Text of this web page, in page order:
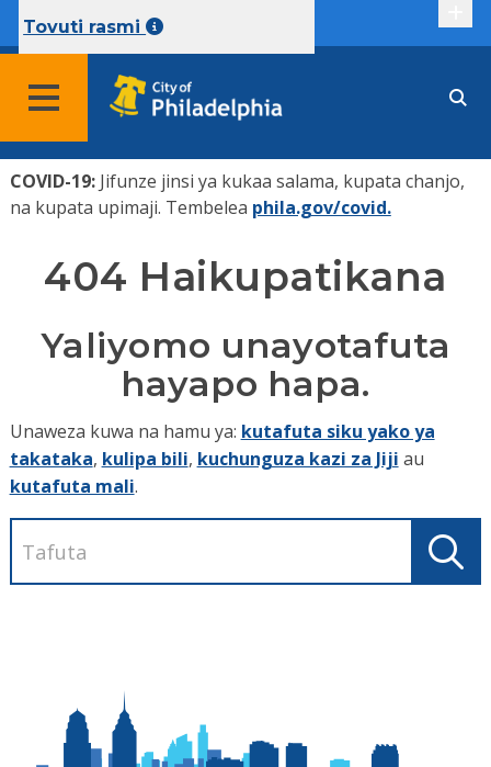
Tovuti rasmi
COVID-19:Jifunze jinsi ya kukaa salama, kupata chanjo,
na kupata upimaji. Tembelea phila.gov/covid.
404 Haikupatikana
Yaliyomo unayotafuta
hayapo hapa.
Unaweza kuwa na hamu ya: kutafuta siku yako ya
takataka, kulipa bili, kuchunguza kazi za Jiji au
kutafuta mali.